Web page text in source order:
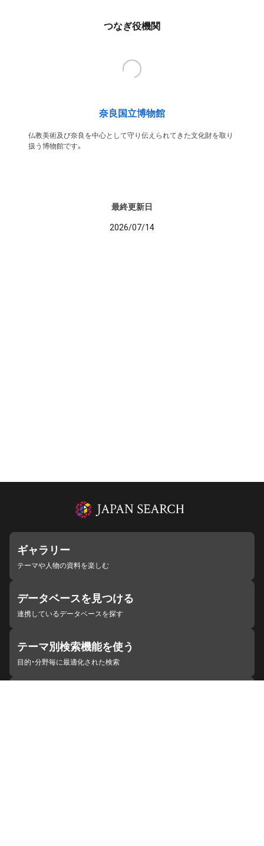
つなぎ役機関
奈良国立博物館
仏教美術及び奈良を中心として守り伝えられてきた文化財を取り
扱う博物館です。
最終更新日
2026/07/14
ギャラリー
テーマや人物の資料を楽しむ
データベースを見つける
連携しているデータベースを探す
テーマ別検索機能を使う
目的・分野毎に最適化された検索